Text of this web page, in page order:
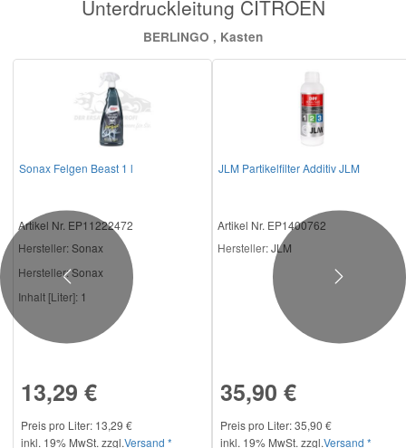
Unterdruckleitung CITROËN
BERLINGO , Kasten
Sonax Felgen Beast 1 l
Artikel Nr. EP11222472
Hersteller: Sonax
Hersteller:Sonax
Inhalt [Liter]: 1
13,29 €
Preis pro Liter: 13,29 €
inkl. 19% MwSt. zzgl.Versand *
JLM Partikelfilter Additiv JLM
Artikel Nr. EP1400762
Hersteller: JLM
35,90 €
Preis pro Liter: 35,90 €
inkl. 19% MwSt. zzgl.Versand *
Previous Next